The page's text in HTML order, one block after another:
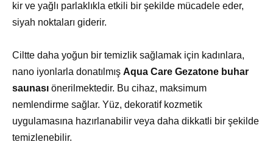
kir ve yağlı parlaklıkla etkili bir şekilde mücadele eder,
siyah noktaları giderir.
Ciltte daha yoğun bir temizlik sağlamak için kadınlara,
nano iyonlarla donatılmış Aqua Care Gezatone buhar
saunası önerilmektedir. Bu cihaz, maksimum
nemlendirme sağlar. Yüz, dekoratif kozmetik
uygulamasına hazırlanabilir veya daha dikkatli bir şekilde
temizlenebilir.